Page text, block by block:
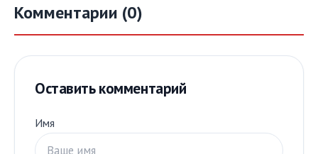
Комментарии (0)
Оставить комментарий
Имя